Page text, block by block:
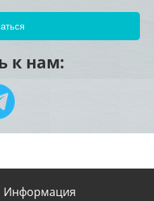
к нам:
Информация